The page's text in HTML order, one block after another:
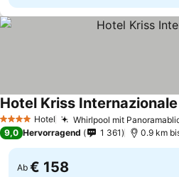
4 Sterne Hotel Whirlpool mit
Hotel Kriss Internazionale
9,0 Hervorragend 1 361 0.9 km
Ab € 158